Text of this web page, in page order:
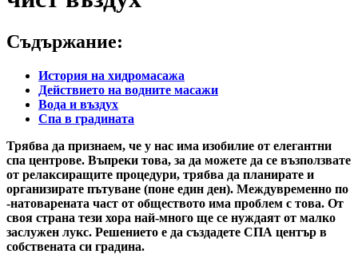
Съдържание:
История на хидромасажа
Действието на водните масажи
Вода и въздух
Спа в градината
Трябва да признаем, че у нас има изобилие от елегантни
спа центрове. Въпреки това, за да можете да се възползвате
от релаксиращите процедури, трябва да планирате и
организирате пътуване (поне един ден). Междувременно по
-натоварената част от обществото има проблем с това. От
своя страна тези хора най-много ще се нуждаят от малко
заслужен лукс. Решението е да създадете СПА център в
собствената си градина.